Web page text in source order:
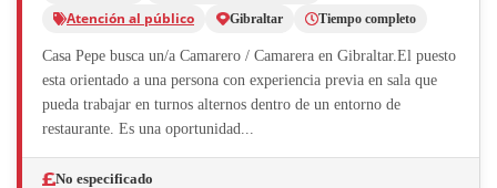
Atención al público
Gibraltar Tiempo completo
Casa Pepe busca un/a Camarero / Camarera en Gibraltar.El puesto
esta orientado a una persona con experiencia previa en sala que
pueda trabajar en turnos alternos dentro de un entorno de
restaurante. Es una oportunidad...
No especificado